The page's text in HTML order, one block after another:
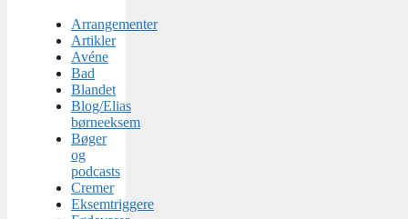
Arrangementer
Artikler
Avéne
Bad
Blandet
Blog/Elias
børneeksem
Bøger
og
podcasts
Cremer
Eksemtriggere